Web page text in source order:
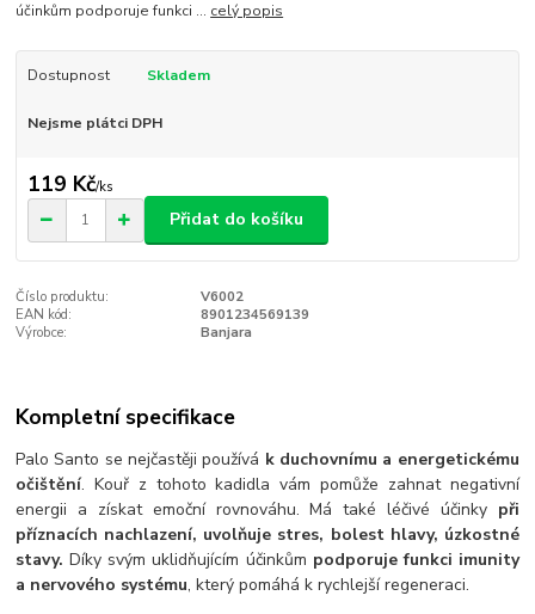
účinkům podporuje funkci ... celý popis
Dostupnost Skladem
Nejsme plátci DPH
119 Kč/ks
Přidat do košíku
Číslo produktu:
V6002
EAN kód:
8901234569139
Výrobce:
Banjara
Kompletní specifikace
Palo Santo se nejčastěji používá k duchovnímu a energetickému
očištění. Kouř z tohoto kadidla vám pomůže zahnat negativní
energii a získat emoční rovnováhu. Má také léčivé účinky při
příznacích nachlazení, uvolňuje stres, bolest hlavy, úzkostné
stavy. Díky svým uklidňujícím účinkům podporuje funkci imunity
a nervového systému, který pomáhá k rychlejší regeneraci.